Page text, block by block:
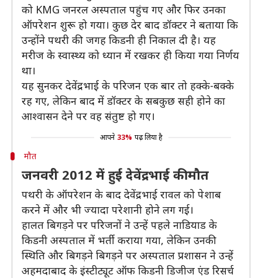
को KMG जनरल अस्पताल पहुंच गए और फिर उनका
ऑपरेशन शुरू हो गया। कुछ देर बाद डॉक्टर ने बताया कि
उन्होंने पथरी की जगह किडनी ही निकाल दी है। यह
मरीज के स्वास्थ्य को ध्यान में रखकर ही किया गया निर्णय
था।
यह सुनकर देवेंद्रभाई के परिजन एक बार तो हक्के-बक्के
रह गए, लेकिन बाद में डॉक्टर के सबकुछ सही होने का
आश्वासन देने पर वह संतुष्ट हो गए।
आपने 33% पढ़ लिया है
मौत
जनवरी 2012 में हुई देवेंद्रभाई की मौत
पथरी के ऑपरेशन के बाद देवेंद्रभाई रावल को पेशाब
करने में और भी ज्यादा परेशानी होने लग गई।
हालत बिगड़ने पर परिजनों ने उन्हें पहले नाडियाड के
किडनी अस्पताल में भर्ती कराया गया, लेकिन उनकी
स्थिति और बिगड़ने बिगड़ने पर अस्पताल प्रशासन ने उन्हें
अहमदाबाद के इंस्टीट्यूट ऑफ किडनी डिजीज एंड रिसर्च